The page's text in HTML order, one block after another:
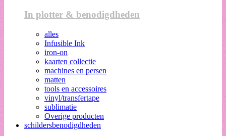
In plotter & benodigdheden
alles
Infusible Ink
iron-on
kaarten collectie
machines en persen
matten
tools en accessoires
vinyl/transfertape
sublimatie
Overige producten
schildersbenodigdheden